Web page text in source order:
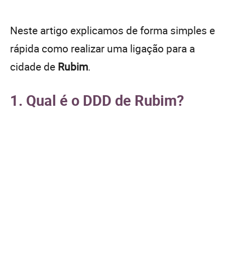
Neste artigo explicamos de forma simples e
rápida como realizar uma ligação para a
cidade de Rubim.
1. Qual é o DDD de Rubim?